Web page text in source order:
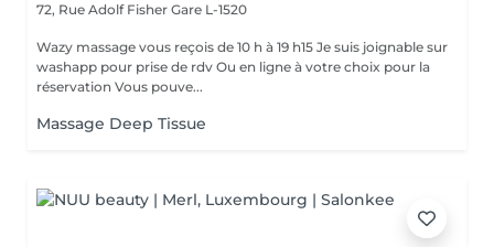
72, Rue Adolf Fisher Gare L-1520
Wazy massage vous reçois de 10 h à 19 h15 Je suis joignable sur
washapp pour prise de rdv Ou en ligne à votre choix pour la
réservation Vous pouve...
Massage Deep Tissue